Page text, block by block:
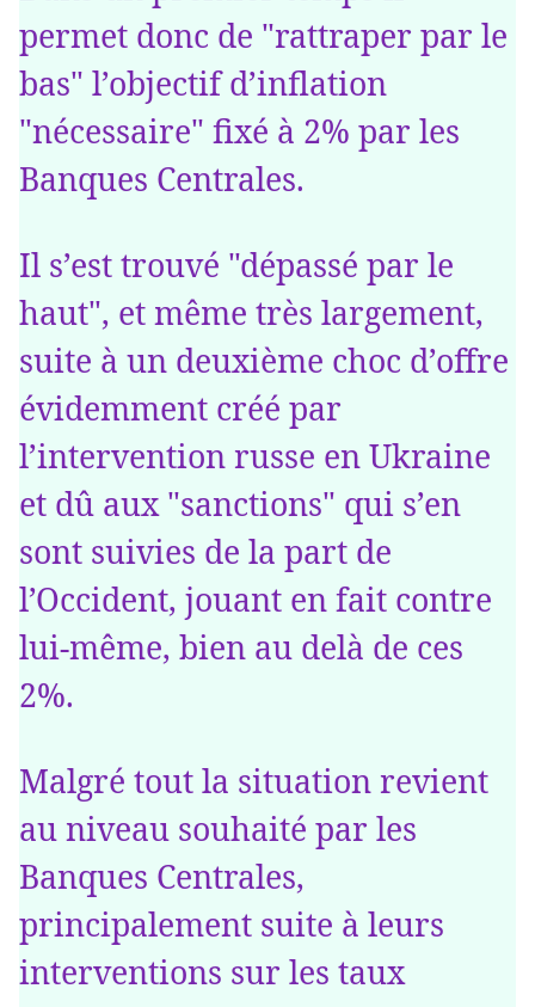
permet donc de "rattraper par le
bas" l’objectif d’inflation
"nécessaire" fixé à 2% par les
Banques Centrales.
Il s’est trouvé "dépassé par le
haut", et même très largement,
suite à un deuxième choc d’offre
évidemment créé par
l’intervention russe en Ukraine
et dû aux "sanctions" qui s’en
sont suivies de la part de
l’Occident, jouant en fait contre
lui-même, bien au delà de ces
2%.
Malgré tout la situation revient
au niveau souhaité par les
Banques Centrales,
principalement suite à leurs
interventions sur les taux